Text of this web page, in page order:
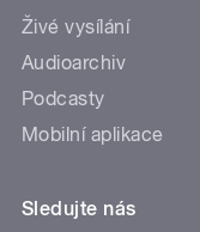
Živé vysílání
Audioarchiv
Podcasty
Mobilní aplikace
Sledujte nás